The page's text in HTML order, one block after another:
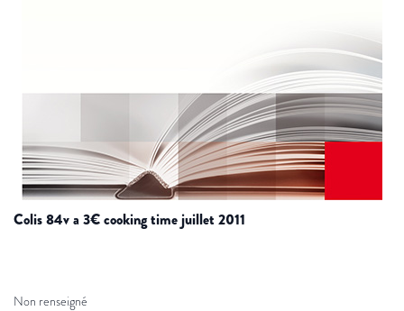
colis 84v a 3€ cooking time juillet 2011
Non renseigné